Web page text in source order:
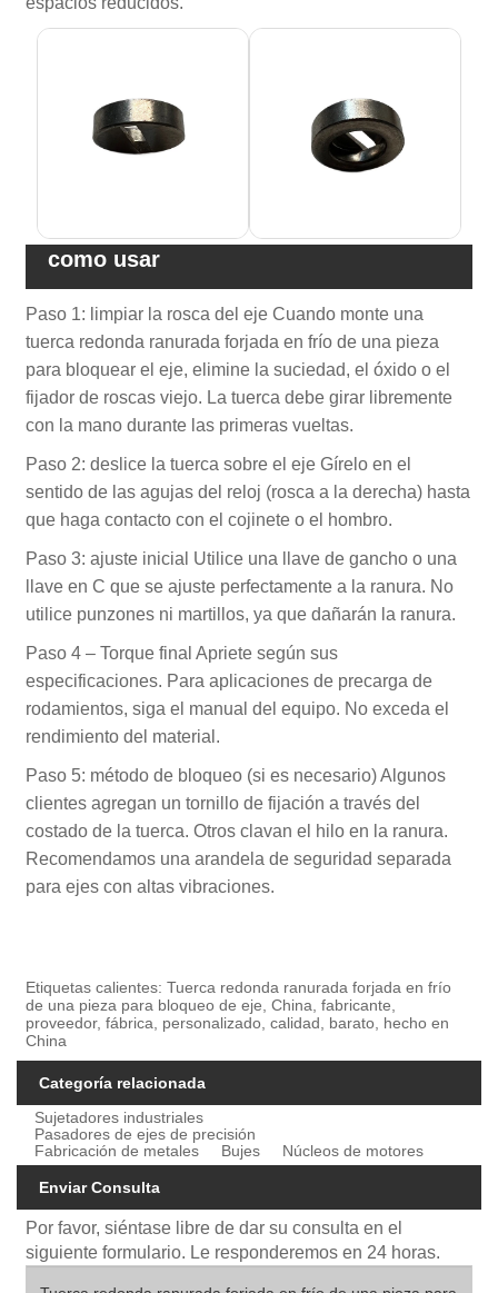
como usar
Paso 1: limpiar la rosca del eje Cuando monte una
tuerca redonda ranurada forjada en frío de una pieza
para bloquear el eje, elimine la suciedad, el óxido o el
fijador de roscas viejo. La tuerca debe girar libremente
con la mano durante las primeras vueltas.
Paso 2: deslice la tuerca sobre el eje Gírelo en el
sentido de las agujas del reloj (rosca a la derecha) hasta
que haga contacto con el cojinete o el hombro.
Paso 3: ajuste inicial Utilice una llave de gancho o una
llave en C que se ajuste perfectamente a la ranura. No
utilice punzones ni martillos, ya que dañarán la ranura.
Paso 4 – Torque final Apriete según sus
especificaciones. Para aplicaciones de precarga de
rodamientos, siga el manual del equipo. No exceda el
rendimiento del material.
Paso 5: método de bloqueo (si es necesario) Algunos
clientes agregan un tornillo de fijación a través del
costado de la tuerca. Otros clavan el hilo en la ranura.
Recomendamos una arandela de seguridad separada
para ejes con altas vibraciones.
Etiquetas calientes: Tuerca redonda ranurada forjada en frío
de una pieza para bloqueo de eje, China, fabricante,
proveedor, fábrica, personalizado, calidad, barato, hecho en
China
Categoría relacionada
Sujetadores industriales
Pasadores de ejes de precisión
Fabricación de metales
Bujes Núcleos de motores
Enviar Consulta
Por favor, siéntase libre de dar su consulta en el
siguiente formulario. Le responderemos en 24 horas.